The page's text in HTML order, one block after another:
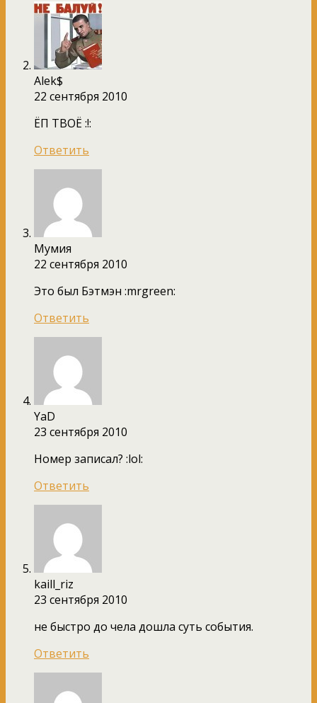
Alek$
22 сентября 2010
ЁП ТВОЁ :!:
Ответить
Мумия
22 сентября 2010
Это был Бэтмэн :mrgreen:
Ответить
YaD
23 сентября 2010
Номер записал? :lol:
Ответить
kaill_riz
23 сентября 2010
не быстро до чела дошла суть события.
Ответить